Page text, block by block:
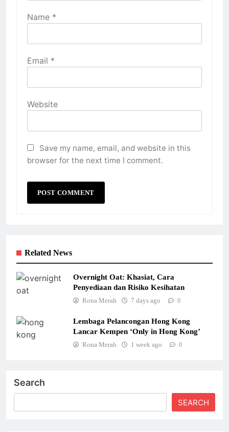
Name *
Email *
Website
Save my name, email, and website in this
browser for the next time I comment.
Related News
Overnight Oat: Khasiat, Cara
Penyediaan dan Risiko Kesihatan
Rona Merah 7 days ago 0
Lembaga Pelancongan Hong Kong
Lancar Kempen ‘Only in Hong Kong’
Rona Merah 1 week ago 0
Search
SEARCH